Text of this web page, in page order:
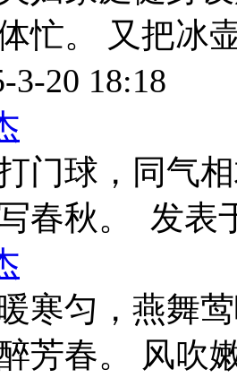
忙。 又把冰
3-20 18:18
门球，同气
春秋。 发表
寒匀，燕舞
芳春。 风吹